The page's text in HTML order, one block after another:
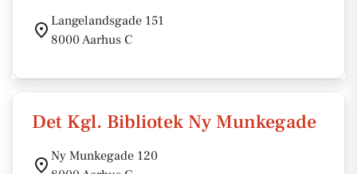
Langelandsgade 151
8000 Aarhus C
Det Kgl. Bibliotek Ny Munkegade
Ny Munkegade 120